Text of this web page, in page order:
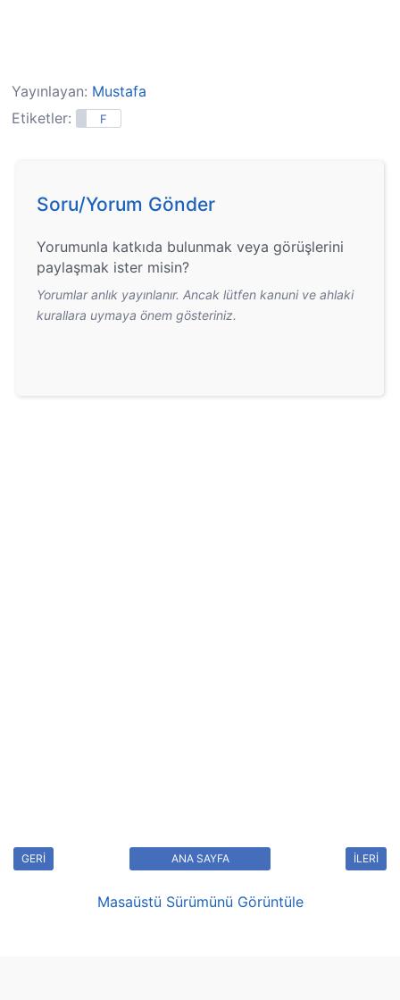
Yayınlayan: Mustafa
Etiketler:
F
Soru/Yorum Gönder
Yorumunla katkıda bulunmak veya görüşlerini
paylaşmak ister misin?
Yorumlar anlık yayınlanır. Ancak lütfen kanuni ve ahlaki
kurallara uymaya önem gösteriniz.
GERİ İLERİ
ANA SAYFA
Masaüstü Sürümünü Görüntüle